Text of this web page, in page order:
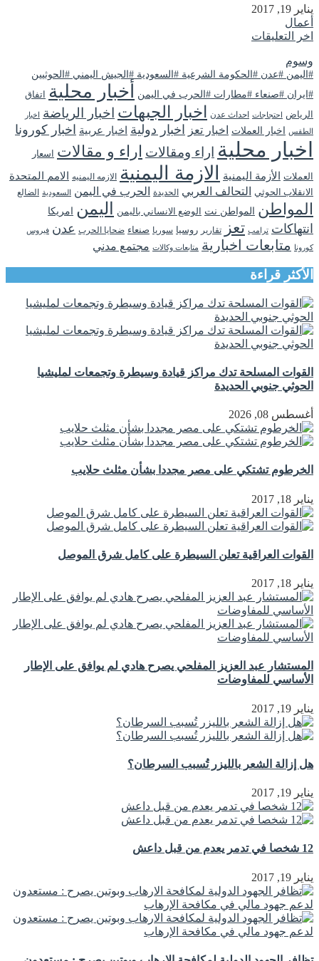
يناير 19, 2017
أعمال
اخر التعليقات
وسوم
#اليمن #عدن #الحكومة الشرعية #السعودية #الجيش اليمني #الحوثيين
#ايران #صنعاء #مطارات #الحرب في اليمن
أخبار محلية
اتفاق
الرياض
احتجاجات احداث عدن اخبار الجبهات اخبار الرياضة اخبار
الطقس
اخبار العملات اخبار تعز اخبار دولية اخبار عربية اخبار كورونا
اخبار محلية اراء ومقالات اراء و مقالات اسعار
العملات الأزمة اليمنية الازمة اليمنية الازمه اليمنيه الامم المتحدة
الانقلاب الحوثي التحالف العربي الحديدة الحرب في اليمن السعودية الضالع
المواطن المواطن نت الوضع الانساني باليمن اليمن امريكا
انتهاكات ترامب تعز تقارير روسيا سوريا صنعاء ضحايا الحرب عدن فيروس
كورونا متابعات اخبارية متابعات وكالات مجتمع مدني
الأكثر قراءة
القوات المسلحة تدك مراكز قيادة وسيطرة وتجمعات لمليشيا
الحوثي جنوبي الحديدة
أغسطس 08, 2026
الخرطوم تشتكي على مصر مجددا بشأن مثلث حلايب
يناير 18, 2017
القوات العراقية تعلن السيطرة على كامل شرق الموصل
يناير 18, 2017
المستشار عبد العزيز المفلحي يصرح هادي لم يوافق على الإطار
الأساسي للمفاوضات
يناير 19, 2017
هل إزالة الشعر بالليزر تُسبب السرطان؟
يناير 19, 2017
12 شخصا في تدمر يعدم من قبل داعش
يناير 19, 2017